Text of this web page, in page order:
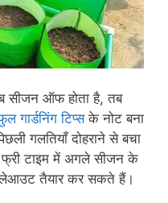
सीजन ऑफ होता है, तब
गार्डनिंग टिप्सके नोट बना
गलतियाँ दोहराने से बचा
टाइम में अगले सीजन के
लेआउट तैयार कर सकते हैं।